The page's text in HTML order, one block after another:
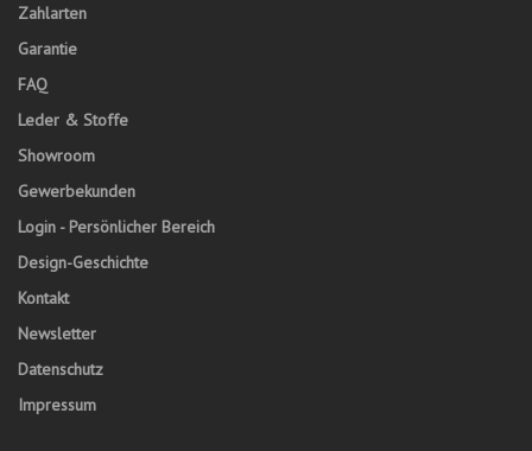
Zahlarten
Garantie
FAQ
Leder & Stoffe
Showroom
Gewerbekunden
Login - Persönlicher Bereich
Design-Geschichte
Kontakt
Newsletter
Datenschutz
Impressum